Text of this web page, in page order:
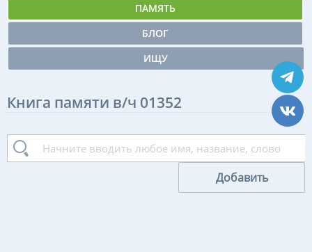
ПАМЯТЬ
БЛОГ
ИЩУ
Книга памяти в/ч 01352
Добавить